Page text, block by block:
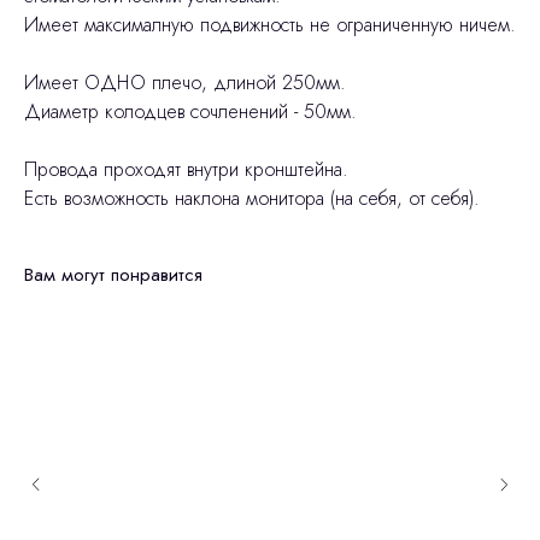
Имеет максималную подвижность не ограниченную ничем.
Имеет ОДНО плечо, длиной 250мм.
Диаметр колодцев сочленений - 50мм.
Провода проходят внутри кронштейна.
Есть возможность наклона монитора (на себя, от себя).
Вам могут понравится